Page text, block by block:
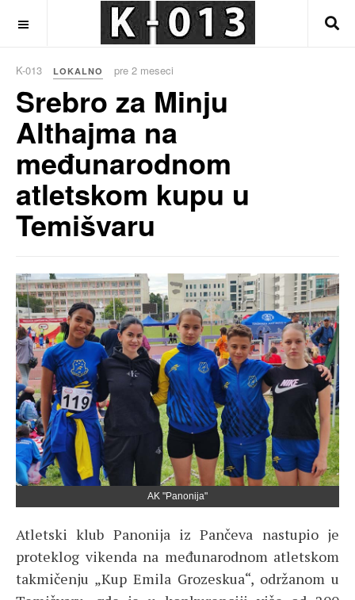
K-013 LOKALNO pre 2 meseci
Srebro za Minju
Althajma na
međunarodnom
atletskom kupu u
Temišvaru
AK "Panonija"
Atletski klub Panonija iz Pančeva nastupio je
proteklog vikenda na međunarodnom atletskom
takmičenju „Kup Emila Grozeskua“, održanom u